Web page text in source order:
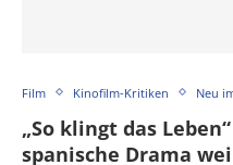
Film Kinofilm-Kritiken Neu
„So klingt das
spanische Drama